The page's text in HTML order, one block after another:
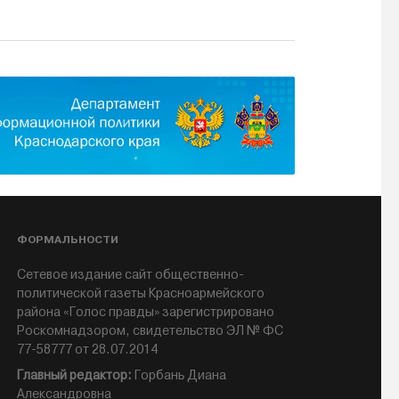
ФОРМАЛЬНОСТИ
Сетевое издание сайт общественно-
политической газеты Красноармейского
района «Голос правды» зарегистрировано
Роскомнадзором, свидетельство ЭЛ № ФС
77-58777 от 28.07.2014
Главный редактор: Горбань Диана
Александровна